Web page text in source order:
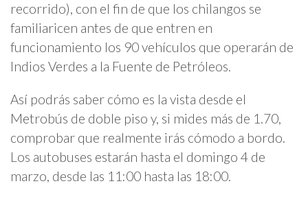
recorrido), con el fin de que los chilangos se
familiaricen antes de que entren en
funcionamiento los 90 vehículos que operarán de
Indios Verdes a la Fuente de Petróleos.
Así podrás saber cómo es la vista desde el
Metrobús de doble piso y, si mides más de 1.70,
comprobar que realmente irás cómodo a bordo.
Los autobuses estarán hasta el domingo 4 de
marzo, desde las 11:00 hasta las 18:00.